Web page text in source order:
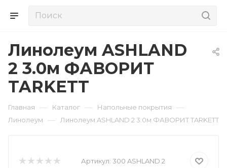
Линолеум ASHLAND
2 3.0м ФАВОРИТ
TARKETT
Главная — Каталог — Напольные покрытия —
Линолеум — Линолеум ASHLAND 2 3.0м ФАВОРИТ TARKETT
Артикул: 300 ASHLAND 2